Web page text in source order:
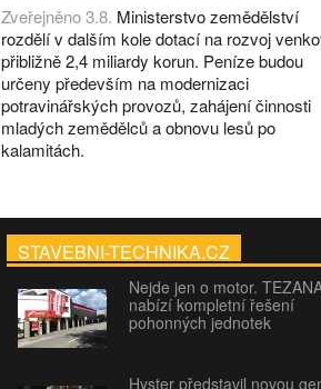
Zveřejněno 3.8. Ministerstvo zemědělství
rozdělí v dalším kole dotací na rozvoj
přibližně 2,4 miliardy korun. Peníze budou
určeny především na modernizaci
potravinářských provozů, zahájení činnosti
mladých zemědělců a obnovu lesů po
kalamitách.
STAVEBNI-TECHNIKA.CZ
Nejde jen o motor.
nabízí kompletní řešení
pohonných jednotek
Hyster představil novou